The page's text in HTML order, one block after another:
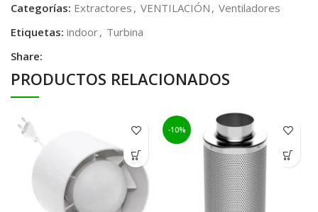
Categorías: Extractores , VENTILACIÓN , Ventiladores
Etiquetas: indoor, Turbina
Share:
PRODUCTOS RELACIONADOS
-10%